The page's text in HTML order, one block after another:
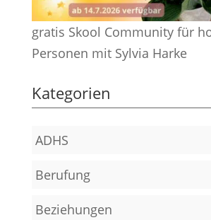
gratis Skool Community für
Personen mit Sylvia Harke
Kategorien
ADHS
Berufung
Beziehungen